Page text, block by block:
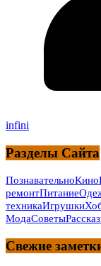
infini
Разделы Сайта
ПознавательноКино
ремонтПитание
техникаИгрушки
МодаСоветы
Свежие